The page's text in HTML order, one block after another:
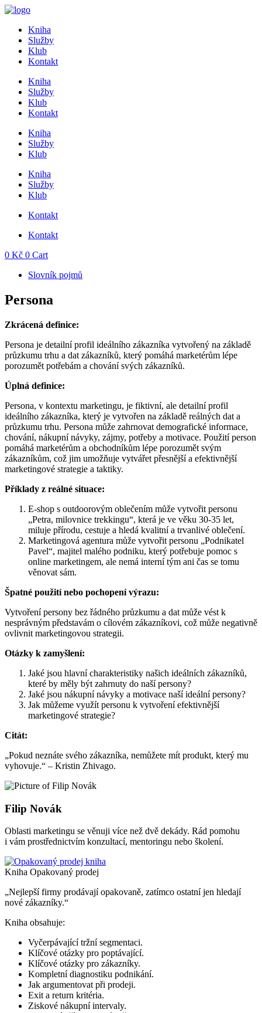
Přejít
obsahuKniha
Služby
Klub
Kontakt
Kniha
Služby
Klub
Kontakt
Kniha
Služby
Klub
Kniha
Služby
Klub
Kontakt
Kontakt
0 Kč 0 Cart
Slovník pojmů
Persona
Zkrácená definice:
Persona je detailní profil ideálního zákazníka vytvořený na základě
průzkumu trhu a dat zákazníků, který pomáhá marketérům lépe
porozumět potřebám a chování svých zákazníků.
Úplná definice:
Persona, v kontextu marketingu, je fiktivní, ale detailní profil
ideálního zákazníka, který je vytvořen na základě reálných dat a
průzkumu trhu. Persona může zahrnovat demografické informace,
chování, nákupní návyky, zájmy, potřeby a motivace. Použití person
pomáhá marketérům a obchodníkům lépe porozumět svým
zákazníkům, což jim umožňuje vytvářet přesnější a efektivnější
marketingové strategie a taktiky.
Příklady z reálné situace:
E-shop s outdoorovým oblečením může vytvořit personu
„Petra, milovnice trekkingu“, která je ve věku 30-35 let,
miluje přírodu, cestuje a hledá kvalitní a trvanlivé oblečení.
Marketingová agentura může vytvořit personu „Podnikatel
Pavel“, majitel malého podniku, který potřebuje pomoc s
online marketingem, ale nemá interní tým ani čas se tomu
věnovat sám.
Špatné použití nebo pochopení výrazu:
Vytvoření persony bez řádného průzkumu a dat může vést k
nesprávným představám o cílovém zákazníkovi, což může negativně
ovlivnit marketingovou strategii.
Otázky k zamyšlení:
Jaké jsou hlavní charakteristiky našich ideálních zákazníků,
které by měly být zahrnuty do naší persony?
Jaké jsou nákupní návyky a motivace naší ideální persony?
Jak můžeme využít personu k vytvoření efektivnější
marketingové strategie?
Citát:
„Pokud neznáte svého zákazníka, nemůžete mít produkt, který mu
vyhovuje.“ – Kristin Zhivago.
Filip Novák
Oblasti marketingu se věnuji více než dvě dekády. Rád pomohu
i vám prostřednictvím konzultací, mentoringu nebo školení.
Kniha Opakovaný prodej
„Nejlepší firmy prodávají opakovaně, zatímco ostatní jen hledají
nové zákazníky.“
Kniha obsahuje:
Vyčerpávající tržní segmentaci.
Klíčové otázky pro poptávající.
Klíčové otázky pro zákazníky.
Kompletní diagnostiku podnikání.
Jak argumentovat při prodeji.
Exit a return kritéria.
Ziskové nákupní intervaly.